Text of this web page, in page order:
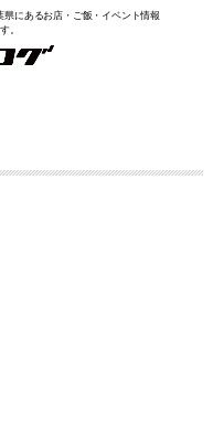
にあるお店・ご飯・イベント情報
。